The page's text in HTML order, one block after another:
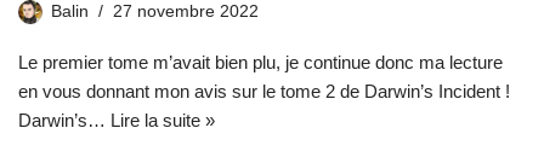
Balin 27 novembre 2022
Le premier tome m’avait bien plu, je continue donc ma lecture
en vous donnant mon avis sur le tome 2 de Darwin’s Incident !
Darwin’s… Lire la suite »